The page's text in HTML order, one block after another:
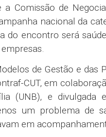
Comissão de
nacional da
do encontro será
de Gestão e
CUT, em
(UNB), e
um problema de
em